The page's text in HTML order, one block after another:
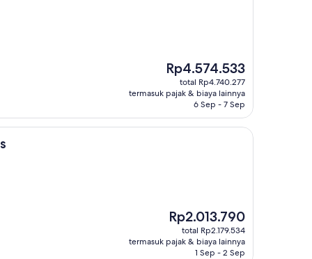
Harga
sekarang
Rp4.574.533
Rp4.574.533
total Rp4.740.277
termasuk pajak & biaya lainnya
6 Sep - 7 Sep
Harga
sekarang
Rp2.013.790
Rp2.013.790
total Rp2.179.534
termasuk pajak & biaya lainnya
1 Sep - 2 Sep